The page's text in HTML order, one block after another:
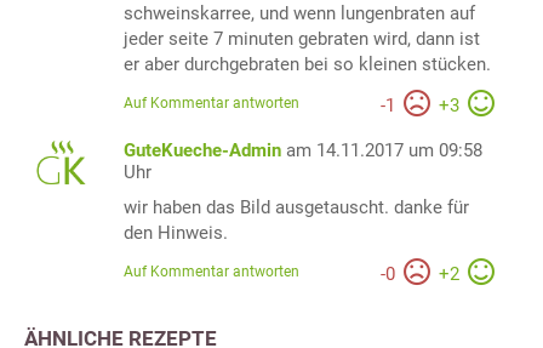
schweinskarree, und wenn lungenbraten auf
jeder seite 7 minuten gebraten wird, dann ist
er aber durchgebraten bei so kleinen stücken.
-1 +3
Auf Kommentar antworten
GuteKueche-Admin am 14.11.2017 um 09:58
Uhr
wir haben das Bild ausgetauscht. danke für
den Hinweis.
-0 +2
Auf Kommentar antworten
ÄHNLICHE REZEPTE